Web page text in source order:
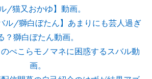
/猫又おかゆ】動画。
ル/獅白ぼたん】あまりにも芸人過ぎ
？獅白ぼたん動画。
のぺこらモノマネに困惑するスバル動
画。